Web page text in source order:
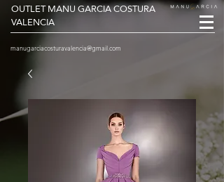
OUTLET MANU GARCIA COSTURA
VALENCIA
manugarciacosturavalencia@gmail.com